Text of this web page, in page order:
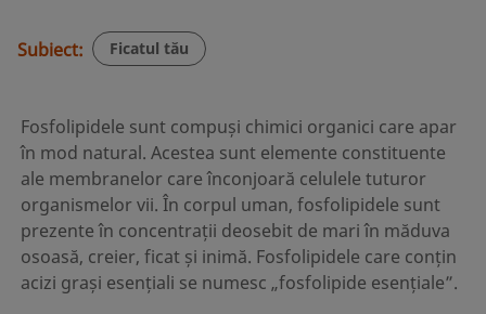
Subiect: Ficatul tău
Fosfolipidele sunt compuși chimici organici care apar
în mod natural. Acestea sunt elemente constituente
ale membranelor care înconjoară celulele tuturor
organismelor vii. În corpul uman, fosfolipidele sunt
prezente în concentrații deosebit de mari în măduva
osoasă, creier, ficat și inimă. Fosfolipidele care conțin
acizi grași esențiali se numesc „fosfolipide esențiale”.